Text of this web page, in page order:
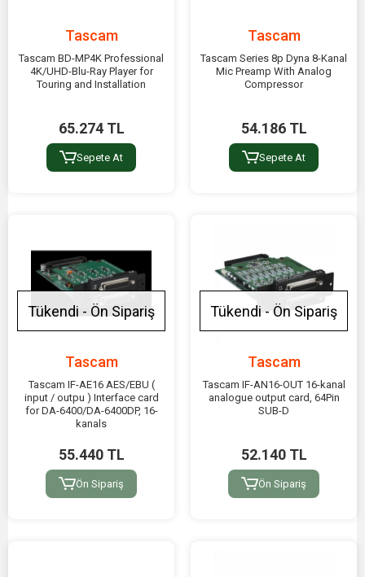
Tascam
Tascam BD-MP4K Professional
4K/UHD-Blu-Ray Player for
Touring and Installation
65.274 TL
Sepete At
Tascam
Tascam Series 8p Dyna 8-Kanal
Mic Preamp With Analog
Compressor
54.186 TL
Sepete At
Tükendi - Ön Sipariş
Tascam
Tascam IF-AE16 AES/EBU (
input / outpu ) Interface card
for DA-6400/DA-6400DP, 16-
kanals
55.440 TL
Ön Sipariş
Tükendi - Ön Sipariş
Tascam
Tascam IF-AN16-OUT 16-kanal
analogue output card, 64Pin
SUB-D
52.140 TL
Ön Sipariş